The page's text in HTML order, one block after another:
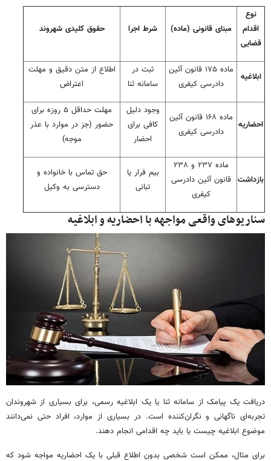
نوع
اقدام
قضایی
مبنای قانونی (ماده) شرط اجرا حقوق کلیدی شهروند
ابلاغیه
ماده ۱۷۵ قانون آئین
دادرسی کیفری
ثبت در
سامانه ثنا
اطلاع از متن دقیق و مهلت
اعتراض
احضاریه
ماده ۱۶۸ قانون آئین
دادرسی کیفری
وجود دلیل
کافی برای
احضار
مهلت حداقل ۵ روزه برای
حضور (جز در موارد با عذر
موجه)
بازداشت
ماده ۲۳۷ و ۲۳۸
قانون آئین دادرسی
کیفری
بیم فرار یا
تبانی
حق تماس با خانواده و
دسترسی به وکیل
سناریوهای واقعی مواجهه با احضاریه و ابلاغیه
دریافت یک پیامک از سامانه ثنا یا یک ابلاغیه رسمی، برای بسیاری از شهروندان
تجربه‌ای ناگهانی و نگران‌کننده است. در بسیاری از موارد، افراد حتی نمی‌دانند
موضوع ابلاغیه چیست یا باید چه اقدامی انجام دهند.
برای مثال، ممکن است شخصی بدون اطلاع قبلی با یک احضاریه مواجه شود که